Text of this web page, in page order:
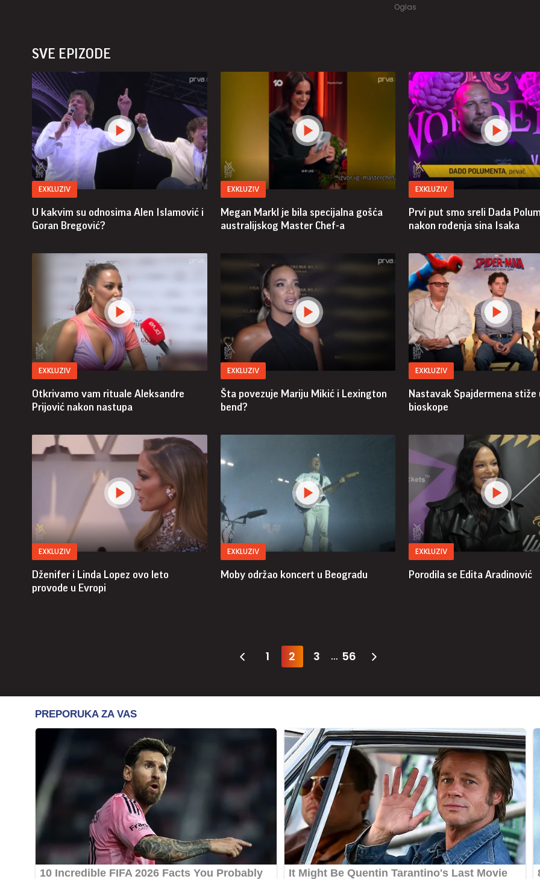
SVE EPIZODE
EXKLUZIV
U kakvim su odnosima Alen Islamović i
Goran Bregović?
EXKLUZIV
Megan Markl je bila specijalna gošća
australijskog Master Chef-a
EXKLUZIV
Prvi put smo sreli Dada
nakon rođenja sina Isaka
EXKLUZIV
Otkrivamo vam rituale Aleksandre
Prijović nakon nastupa
EXKLUZIV
Šta povezuje Mariju Mikić i Lexington
bend?
EXKLUZIV
Nastavak Spajdermena stiže
bioskope
EXKLUZIV
Dženifer i Linda Lopez ovo leto
provode u Evropi
EXKLUZIV
Moby održao koncert u Beogradu
EXKLUZIV
Porodila se Edita Aradinović
1 2 3 ... 56